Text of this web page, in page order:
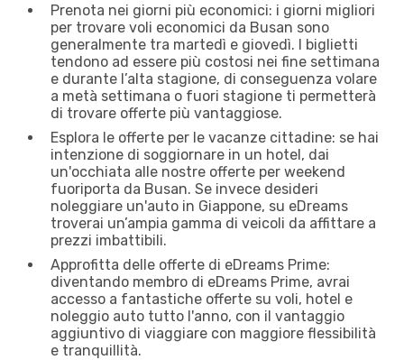
Prenota nei giorni più economici: i giorni migliori
per trovare voli economici da Busan sono
generalmente tra martedì e giovedì. I biglietti
tendono ad essere più costosi nei fine settimana
e durante l’alta stagione, di conseguenza volare
a metà settimana o fuori stagione ti permetterà
di trovare offerte più vantaggiose.
Esplora le offerte per le vacanze cittadine: se hai
intenzione di soggiornare in un hotel, dai
un'occhiata alle nostre offerte per weekend
fuoriporta da Busan. Se invece desideri
noleggiare un'auto in Giappone, su eDreams
troverai un’ampia gamma di veicoli da affittare a
prezzi imbattibili.
Approfitta delle offerte di eDreams Prime:
diventando membro di eDreams Prime, avrai
accesso a fantastiche offerte su voli, hotel e
noleggio auto tutto l'anno, con il vantaggio
aggiuntivo di viaggiare con maggiore flessibilità
e tranquillità.